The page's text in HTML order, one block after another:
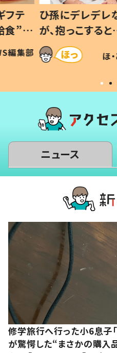
じ
応に
仕方な
編集部
生後8ヶ月で亡
3年半後、当時
てあった本音とは
ほ
ニュース
修学旅行へ行った小6息子
が驚愕した“まさかの購